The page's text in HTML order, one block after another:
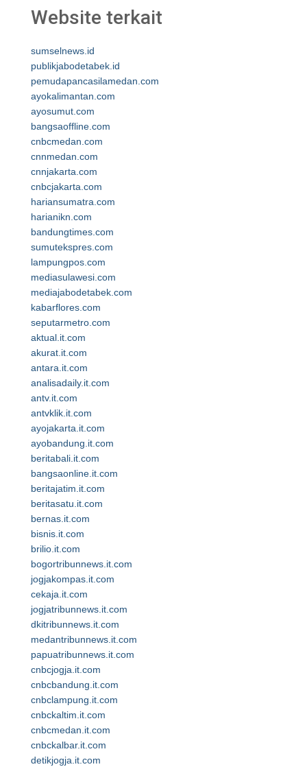
Website terkait
sumselnews.id
publikjabodetabek.id
pemudapancasilamedan.com
ayokalimantan.com
ayosumut.com
bangsaoffline.com
cnbcmedan.com
cnnmedan.com
cnnjakarta.com
cnbcjakarta.com
hariansumatra.com
harianikn.com
bandungtimes.com
sumutekspres.com
lampungpos.com
mediasulawesi.com
mediajabodetabek.com
kabarflores.com
seputarmetro.com
aktual.it.com
akurat.it.com
antara.it.com
analisadaily.it.com
antv.it.com
antvklik.it.com
ayojakarta.it.com
ayobandung.it.com
beritabali.it.com
bangsaonline.it.com
beritajatim.it.com
beritasatu.it.com
bernas.it.com
bisnis.it.com
brilio.it.com
bogortribunnews.it.com
jogjakompas.it.com
cekaja.it.com
jogjatribunnews.it.com
dkitribunnews.it.com
medantribunnews.it.com
papuatribunnews.it.com
cnbcjogja.it.com
cnbcbandung.it.com
cnbclampung.it.com
cnbckaltim.it.com
cnbcmedan.it.com
cnbckalbar.it.com
detikjogja.it.com